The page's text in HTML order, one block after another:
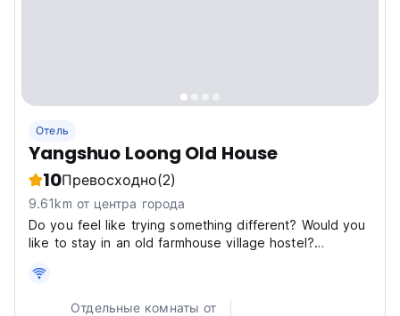
Отель
Yangshuo Loong Old House
10Превосходно(2)
9.61km от центра города
Do you feel like trying something different? Would you
like to stay in an old farmhouse village hostel?
back to the Qing Dynasty. Being located in the middle
of Yulong village, it's a well kept secret...
Отдельные комнаты от